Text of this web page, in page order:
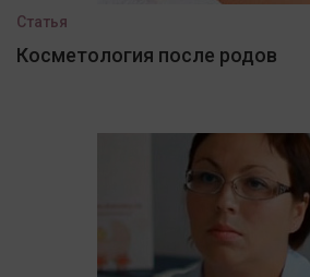
Статья
Косметология после родов